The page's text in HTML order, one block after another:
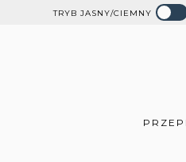
TRYB JASNY/CIEMNY